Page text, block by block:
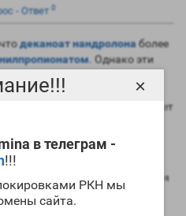
в телеграм -
!!!
РКН мы
сайта.
×
- Ответ 0
деканоат нандролонаболее
. Однако эти
свойствами и
В тоже время,
в меньшей степени задерживает
с его помощью
качества. Отличный повод,
Olymp
эфира является низкая
эффектов. В то же время
чаще и лишь это можно